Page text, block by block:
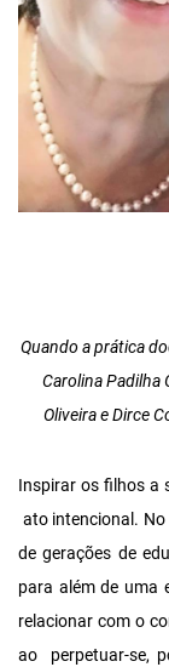
Quando a prática
Carolina Padilha
Oliveira eDirce
Inspirar os filhos a
ato intencional.
de gerações de
para além de uma
relacionar com o
ao perpetuar-se,